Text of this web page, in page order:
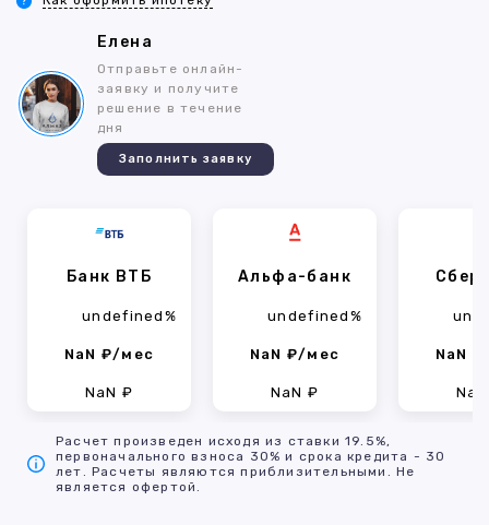
Елена
Отправьте онлайн-
заявку и получите
решение в течение
дня
Заполнить заявку
Банк ВТБ
undefined%
NaN ₽/мес
NaN ₽
Альфа-банк
undefined%
NaN ₽/мес
NaN ₽
NaN
Расчет произведен исходя из ставки 19.5%,
первоначального взноса 30% и срока кредита - 30
лет. Расчеты являются приблизительными. Не
является офертой.